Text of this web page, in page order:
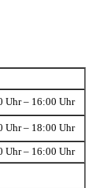
Uhr – 16:00 Uhr
Uhr – 18:00 Uhr
Uhr – 16:00 Uhr